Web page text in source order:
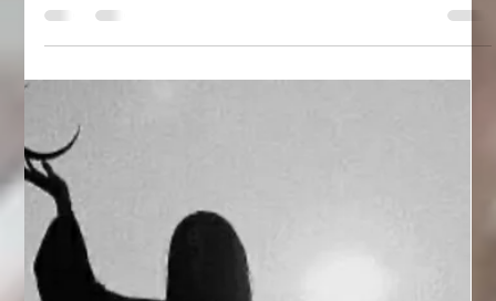
Vem är vi bakom Spirituellcoach?
Om det förra blogginlägget handlade om vad Spirituellcoach
är, så handlar det här om vem vi är. För bakom varje rörelse
finns människor, hjärtan som slår, händer som bygger, själar
som minns varför de kom hit. Vi som skapar Spirituellcoach är
inte ett techbolag. Vi är inte entreprenörer som såg en
marknad och tänkte “det här kan bli stort”. Vi är människor
som kände ett kall . Ett kall att samla. Ett kall att hela. Ett kall
att minnas. För vi såg någonting runt oss: människ